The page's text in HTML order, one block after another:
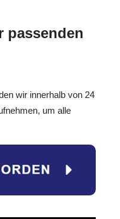
passenden
wir innerhalb von 24
um alle